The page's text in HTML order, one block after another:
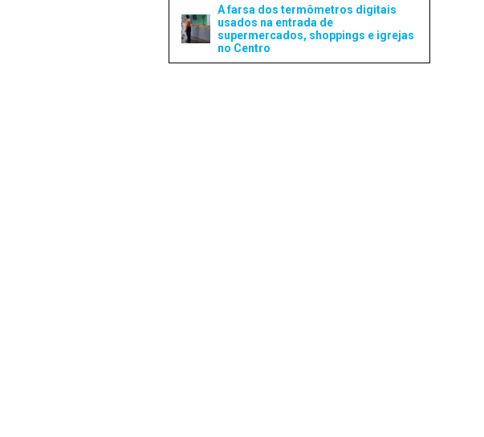
A farsa dos termômetros digitais
usados na entrada de
supermercados, shoppings e igrejas
no Centro